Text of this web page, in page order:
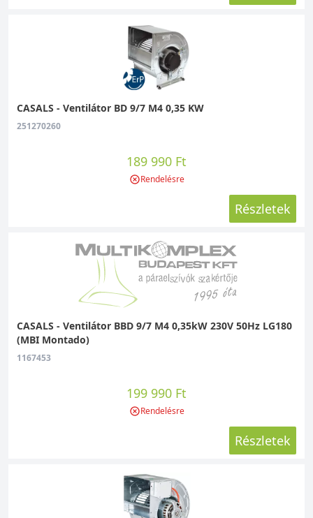
CASALS - Ventilátor BD 9/7 M4 0,35 KW
251270260
189 990 Ft
Rendelésre
Részletek
CASALS - Ventilátor BBD 9/7 M4 0,35kW 230V 50Hz LG180
(MBI Montado)
1167453
199 990 Ft
Rendelésre
Részletek